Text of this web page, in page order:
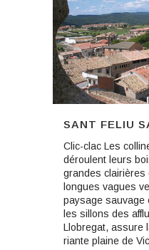
SANT FELIU
Clic-clac Les
déroulent leurs
grandes clairières
longues vagues
paysage sauvage
les sillons des
Llobregat, assure
riante plaine de